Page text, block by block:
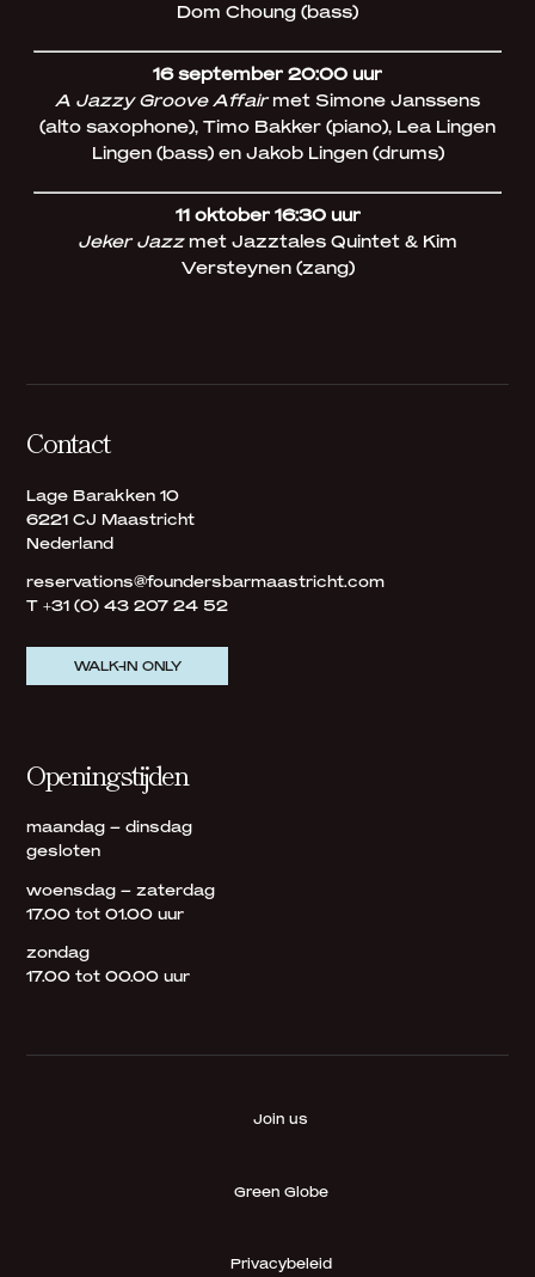
Dom Choung (bass)
16 september 20:00 uur
A Jazzy Groove Affairmet Simone Janssens
(alto saxophone), Timo Bakker (piano), Lea Lingen
Lingen (bass) en Jakob Lingen (drums)
11 oktober 16:30 uur
Jeker Jazzmet Jazztales Quintet & Kim
Versteynen (zang)
Contact
Lage Barakken 10
6221 CJ Maastricht
Nederland
reservations@foundersbarmaastricht.com
T +31 (0) 43 207 24 52
WALK-IN ONLY
Openingstijden
maandag – dinsdag
gesloten
woensdag – zaterdag
17.00 tot 01.00 uur
zondag
17.00 tot 00.00 uur
Join us
Green Globe
Privacybeleid